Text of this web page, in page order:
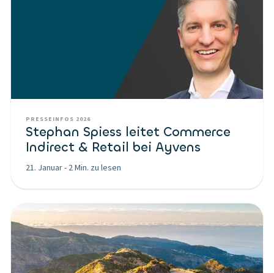
PRESSEINFOS 2026
Stephan Spiess leitet Commerce
Indirect & Retail bei Ayvens
21. Januar- 2 Min. zu lesen